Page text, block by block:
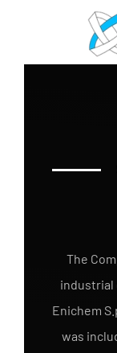
Skip to main
The
industrial
Enichem
was